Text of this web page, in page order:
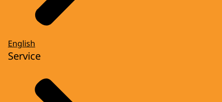
English
Service